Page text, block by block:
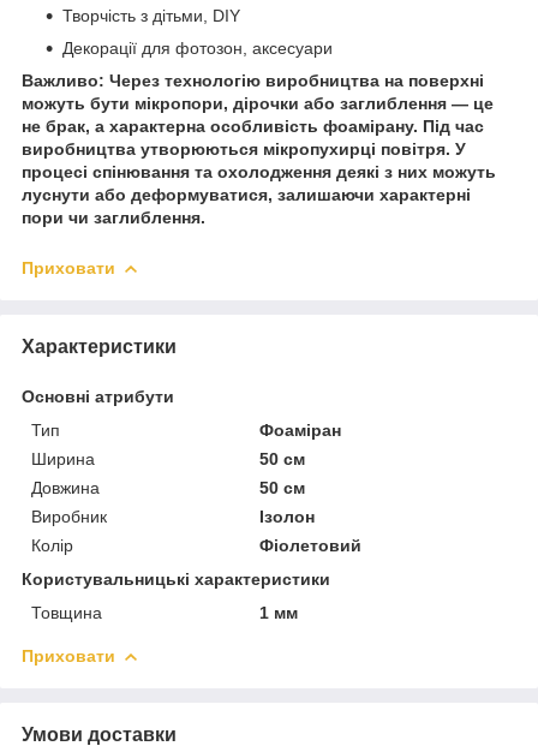
Творчість з дітьми, DIY
Декорації для фотозон, аксесуари
Важливо: Через технологію виробництва на поверхні
можуть бути мікропори, дірочки або заглиблення — це
не брак, а характерна особливість фоамірану. Під час
виробництва утворюються мікропухирці повітря. У
процесі спінювання та охолодження деякі з них можуть
луснути або деформуватися, залишаючи характерні
пори чи заглиблення.
Приховати
Характеристики
Основні атрибути
Тип
Фоаміран
Ширина
50 см
Довжина
50 см
Виробник
Ізолон
Колір
Фіолетовий
Користувальницькі характеристики
Товщина
1 мм
Приховати
Умови доставки